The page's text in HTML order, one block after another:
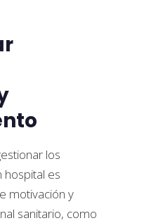
los
hospital es
motivación y
sanitario, como